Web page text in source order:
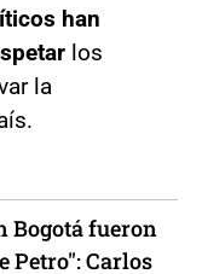
han
los
la
Bogotá fueron
Petro": Carlos